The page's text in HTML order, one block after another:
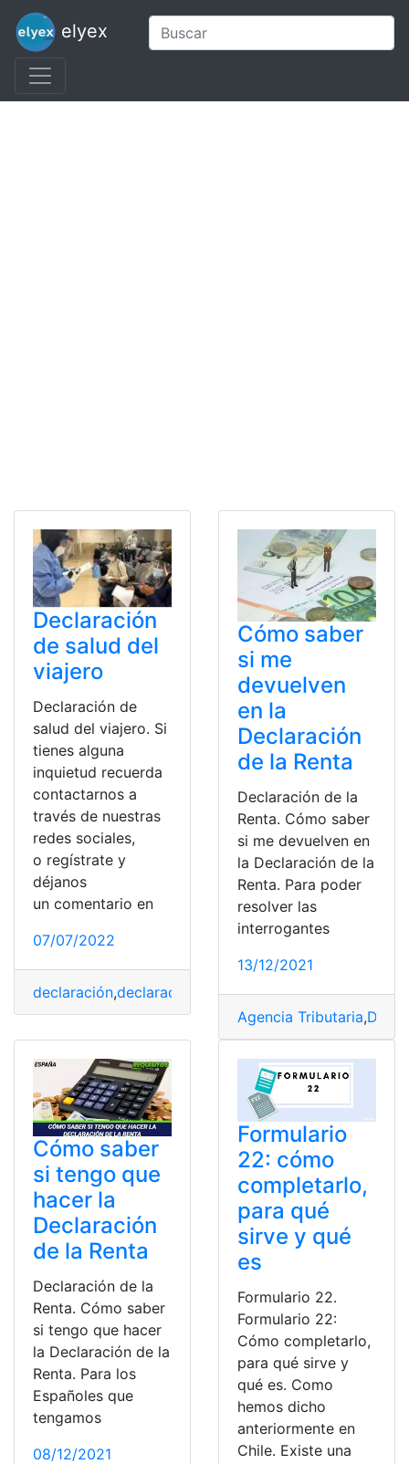
elyex
Declaración
de salud del
viajero
Declaración de
salud del viajero. Si
tienes alguna
inquietud recuerda
contactarnos a
través de nuestras
redes sociales,
o regístrate y
déjanos
un comentario en
07/07/2022
declaración,declaración anual,Declaración de
Cómo saber
si me
devuelven
en la
Declaración
de la Renta
Declaración de la
Renta. Cómo saber
si me devuelven en
la Declaración de la
Renta. Para poder
resolver las
interrogantes
13/12/2021
Agencia Tributaria,
Cómo saber
si tengo que
hacer la
Declaración
de la Renta
Declaración de la
Renta. Cómo saber
si tengo que hacer
la Declaración de la
Renta. Para los
Españoles que
tengamos
08/12/2021
Formulario
22: cómo
completarlo,
para qué
sirve y qué
es
Formulario 22.
Formulario 22:
Cómo completarlo,
para qué sirve y
qué es. Como
hemos dicho
anteriormente en
Chile. Existe una